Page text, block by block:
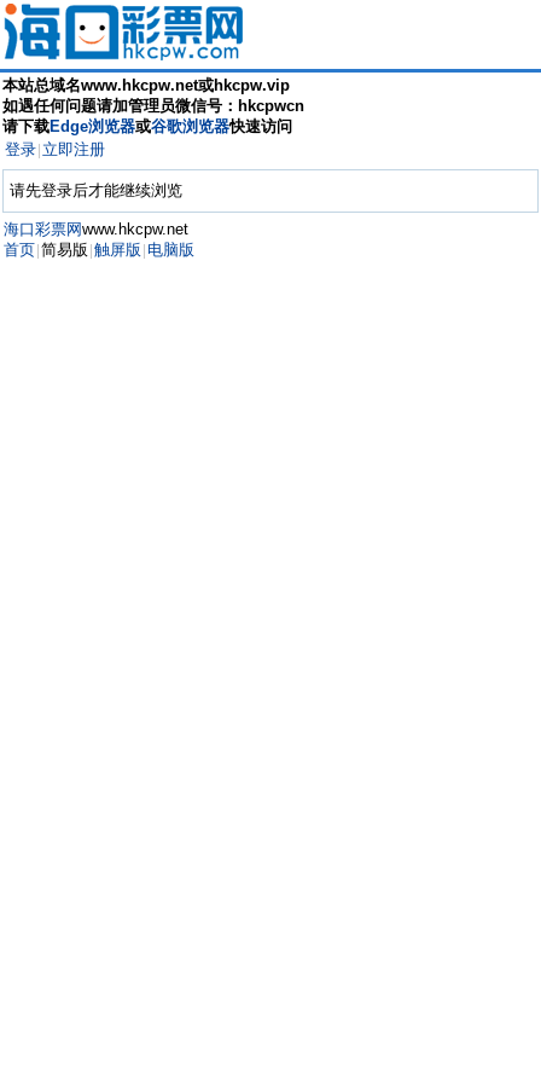
本站总域名www.hkcpw.net或hkcpw.vip
如遇任何问题请加管理员微信号：hkcpwcn
请下载Edge浏览器或谷歌浏览器快速访问
登录 立即注册
请先登录后才能继续浏览
海口彩票网www.hkcpw.net
首页 简易版 触屏版 电脑版